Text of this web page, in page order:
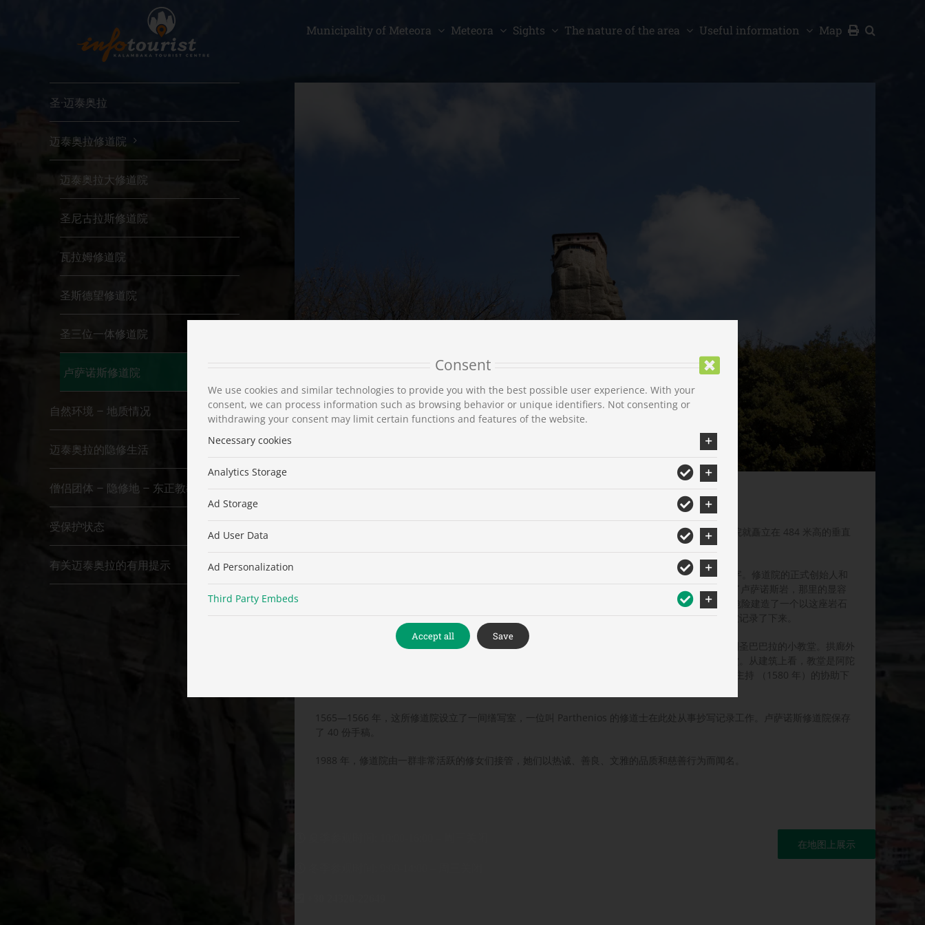
Municipality of Meteora Meteora Sights The nature of the area Useful information Map
在卡斯特拉吉去往圣·迈泰奥拉的路上，圣尼古拉斯修道院后方，卢萨诺斯修道院，或圣巴巴拉修道院就矗立在 484 米高的垂直
该修道院另一个晦涩而历史悠久的名字叫做“Roussanou”，可能来源于“古 Roussanou”创始人的名字。修道院的正式创始人和
)。多亏他们占领了卢萨诺斯岩，那里的显容
古教堂遗迹才得以保存。 1527 – 1529 年，经过大量艰苦的工作之后，他们花费巨资、冒着巨大的危险建造了一个以这座岩石
命名的新教堂。这两位圣徒组织四方信徒将这里打造成一个隐修生活社区，他们制定的苦修条例也被记录了下来。
岩石顶部有限的空间使得修道楼房呈现出向上的建造趋势。在进入主楼的路上，游客可以在右边看到圣巴巴拉的小教堂。拱廊外
面一间宽敞的房间里陈列着一些修道院的遗物。拱廊的左手边有一个专门敬奉救世主显容的优雅教堂。从建筑上看，教堂是阿陀
斯山风格，其精美的壁画装饰由著名肖像学家 Tzortzes 于 1560 年绘制而成。这些画是在Arsenios主持 （1580 年）的协助下
1565—1566 年，这所修道院设立了一间缮写室，一位叫 Parthenios 的修道士在此处从事抄写记录工作。卢萨诺斯修道院保存
了 40 份手稿。
1988 年，修道院由一群非常活跃的修女们接管，她们以热诚、善良、文雅的品质和慈善行为而闻名。
在地图上展示
圣·迈泰奥拉
迈泰奥拉修道院
迈泰奥拉大修道院
圣尼古拉斯修道院
瓦拉姆修道院
圣斯德望修道院
圣三位一体修道院
卢萨诺斯修道院
自然环境 – 地质情况
迈泰奥拉的隐修生活
僧侣团体 – 隐修地 – 东正教教堂
受保护状态
有关迈泰奥拉的有用提示
Consent
We use cookies and similar technologies to provide you with the best possible user experience. With your
consent, we can process information such as browsing behavior or unique identifiers. Not consenting or
withdrawing your consent may limit certain functions and features of the website.
Necessary cookies
Analytics Storage
Ad Storage
Ad User Data
Ad Personalization
Third Party Embeds
Accept all Save